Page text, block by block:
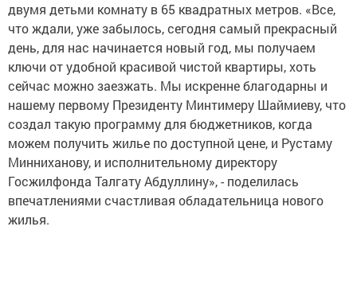
двумя детьми комнату в 65 квадратных метров. «Все,
что ждали, уже забылось, сегодня самый прекрасный
день, для нас начинается новый год, мы получаем
ключи от удобной красивой чистой квартиры, хоть
сейчас можно заезжать. Мы искренне благодарны и
нашему первому Президенту Минтимеру Шаймиеву, что
создал такую программу для бюджетников, когда
можем получить жилье по доступной цене, и Рустаму
Минниханову, и исполнительному директору
Госжилфонда Талгату Абдуллину», - поделилась
впечатлениями счастливая обладательница нового
жилья.